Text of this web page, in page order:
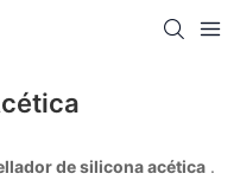
de silicona acética .